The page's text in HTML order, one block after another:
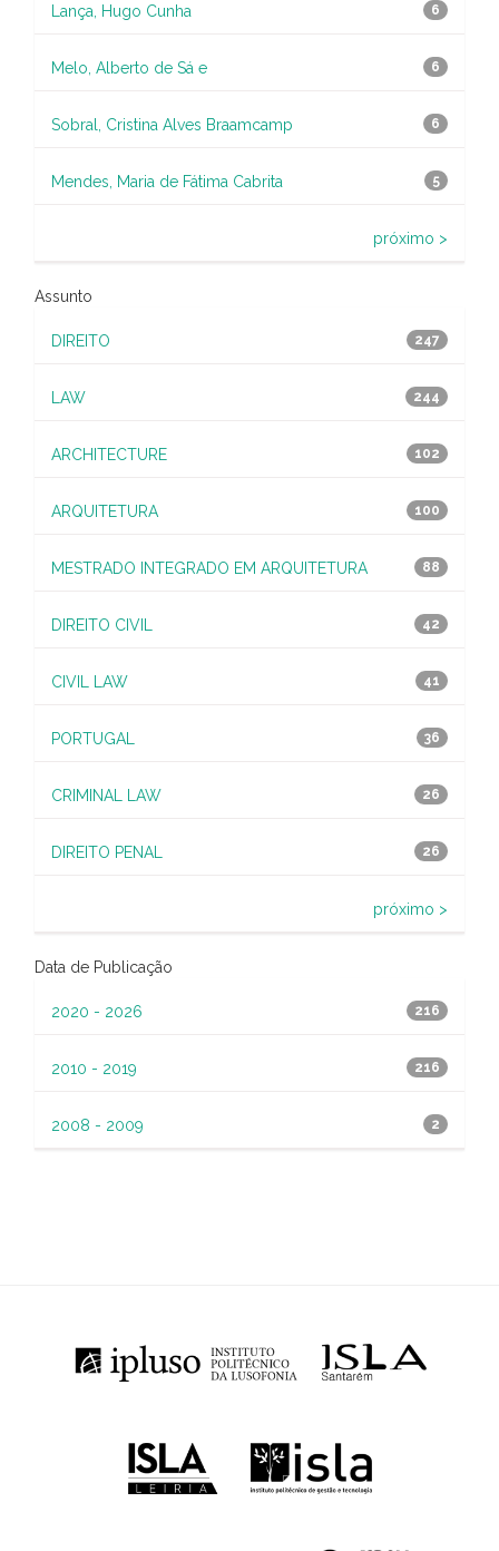
6
Lança, Hugo Cunha
6
Melo, Alberto de Sá e
6
Sobral, Cristina Alves Braamcamp
5
Mendes, Maria de Fátima Cabrita
próximo >
Assunto
247
DIREITO
244
LAW
102
ARCHITECTURE
100
ARQUITETURA
88
MESTRADO INTEGRADO EM ARQUITETURA
42
DIREITO CIVIL
41
CIVIL LAW
36
PORTUGAL
26
CRIMINAL LAW
26
DIREITO PENAL
próximo >
Data de Publicação
216
2020 - 2026
216
2010 - 2019
2
2008 - 2009